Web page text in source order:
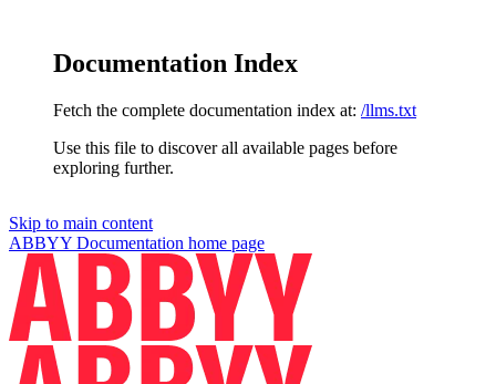
Documentation Index
Fetch the complete documentation index at: /llms.txt
Use this file to discover all available pages before
exploring further.
Skip to main content
ABBYY Documentation home page